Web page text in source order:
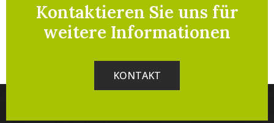
Kontaktieren Sie uns für
weitere Informationen
KONTAKT